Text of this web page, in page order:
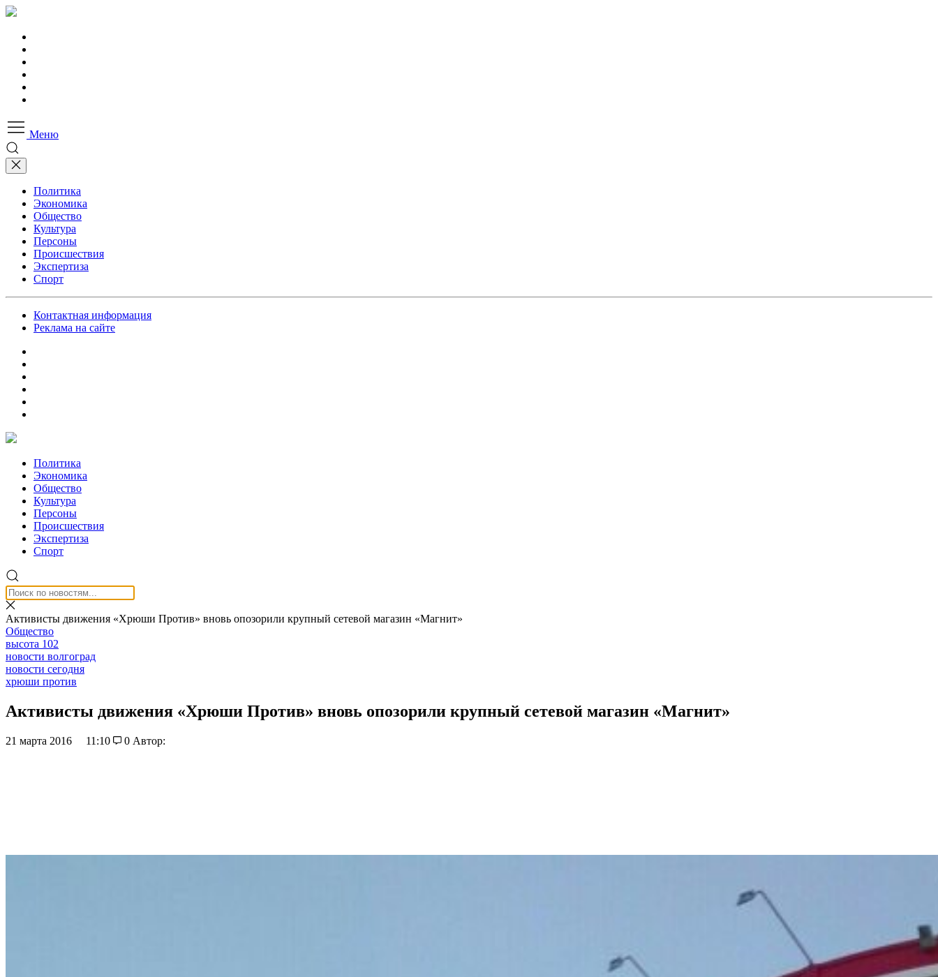
Меню
Политика
Экономика
Общество
Культура
Персоны
Происшествия
Экспертиза
Спорт
Контактная информация
Реклама на сайте
Политика
Экономика
Общество
Культура
Персоны
Происшествия
Экспертиза
Спорт
Активисты движения «Хрюши Против» вновь опозорили крупный сетевой магазин «Магнит»
Общество
высота 102
новости волгоград
новости сегодня
хрюши против
Активисты движения «Хрюши Против» вновь опозорили крупный сетевой магазин «Магнит»
21 марта 2016 11:10 0 Автор: